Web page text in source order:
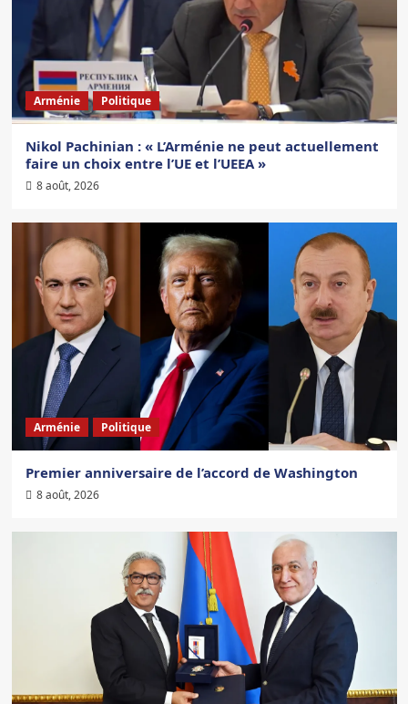
Arménie Politique
Nikol Pachinian : « L’Arménie ne peut actuellement
faire un choix entre l’UE et l’UEEA »
8 août, 2026
Arménie Politique
Premier anniversaire de l’accord de Washington
8 août, 2026